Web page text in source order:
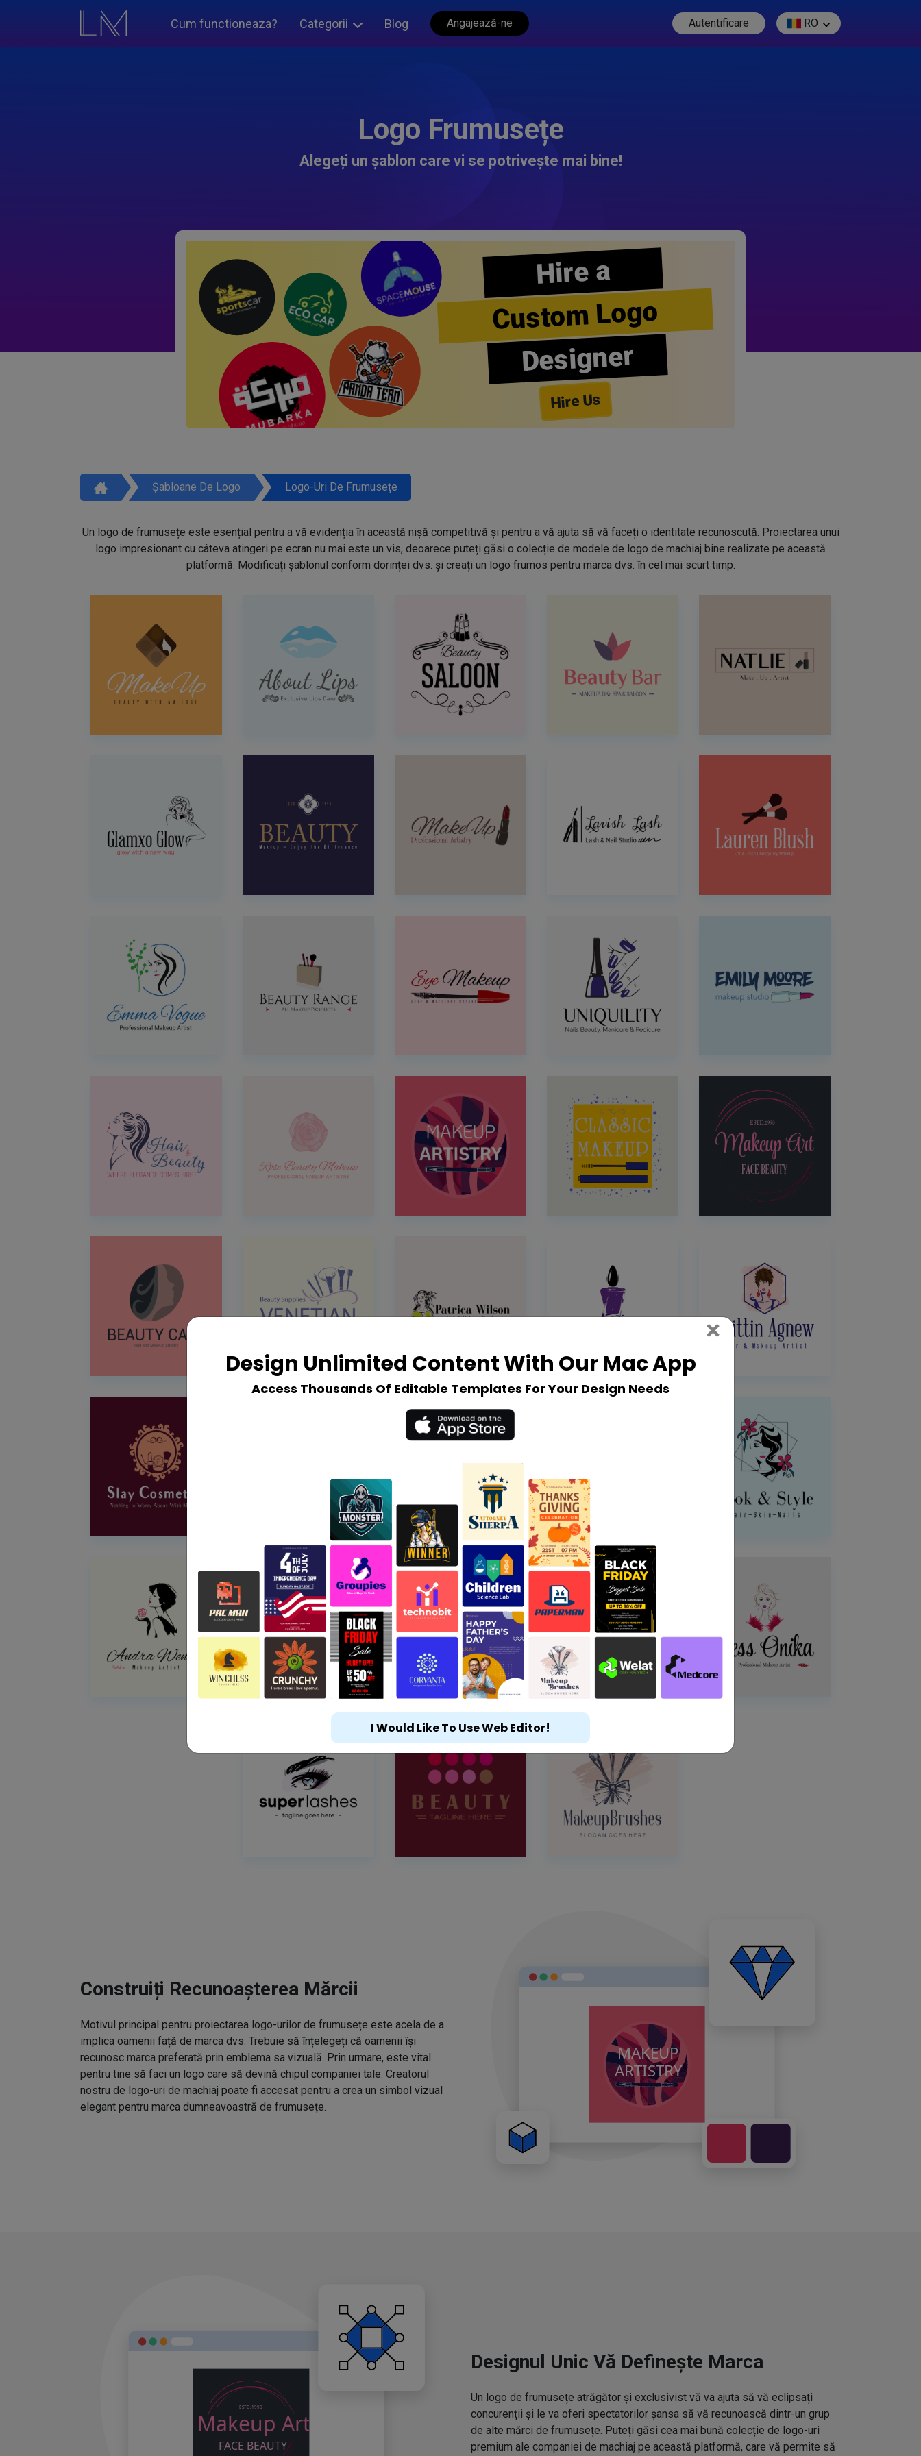
Cum functioneaza? Categorii Blog Angajează-ne Autentificare RO
Logo Frumusețe
Alegeți un șablon care vi se potrivește mai bine!
Hire a
Custom Logo
Designer
Hire Us
Șabloane De Logo Logo-Uri De Frumusețe
Un logo de frumusețe este esențial pentru a vă evidenția în această nișă competitivă și pentru a vă ajuta să vă faceți o identitate recunoscută. Proiectarea unui
logo impresionant cu câteva atingeri pe ecran nu mai este un vis, deoarece puteți găsi o colecție de modele de logo de machiaj bine realizate pe această
platformă. Modificați șablonul conform dorinței dvs. și creați un logo frumos pentru marca dvs. în cel mai scurt timp.
Construiți Recunoașterea Mărcii
Motivul principal pentru proiectarea logo-urilor de frumusețe este acela de a
implica oamenii față de marca dvs. Trebuie să înțelegeți că oamenii își
recunosc marca preferată prin emblema sa vizuală. Prin urmare, este vital
pentru tine să faci un logo care să devină chipul companiei tale. Creatorul
nostru de logo-uri de machiaj poate fi accesat pentru a crea un simbol vizual
elegant pentru marca dumneavoastră de frumusețe.
Designul Unic Vă Definește Marca
Un logo de frumusețe atrăgător și exclusivist vă va ajuta să vă eclipsați
concurenții și le va oferi spectatorilor șansa să vă recunoască dintr-un grup
de alte mărci de frumusețe. Puteți găsi cea mai bună colecție de logo-uri
premium ale companiei de machiaj pe această platformă, care vă permite să
Design Unlimited Content With Our Mac App
Access Thousands Of Editable Templates For Your Design Needs
× Close
I Would Like To Use Web Editor!